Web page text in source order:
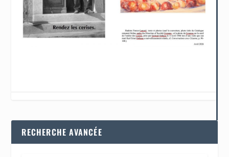
RECHERCHE AVANCÉE